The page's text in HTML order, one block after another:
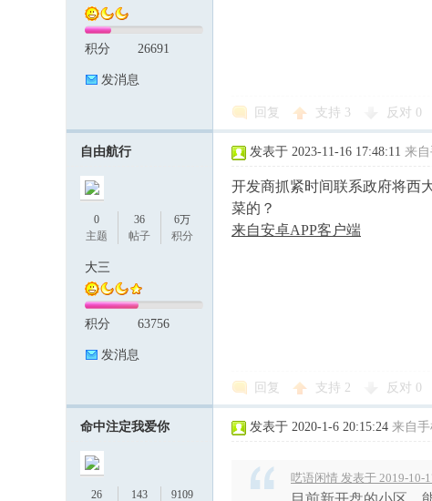
积分 26691
发消息
回复 支持 3 反对 0
自由航行
0
主题
36
帖子
6万
积分
大三
积分 63756
发消息
发表于 2023-11-16 17:48:11 来
开发商抓紧时间联系政府将西
菜的？
来自安卓APP客户端
回复 支持 2 反对 0
命中注定我爱你
26 143 9109
发表于 2020-1-6 20:15:24 来自
呓语闲情 发表于 2019-10-